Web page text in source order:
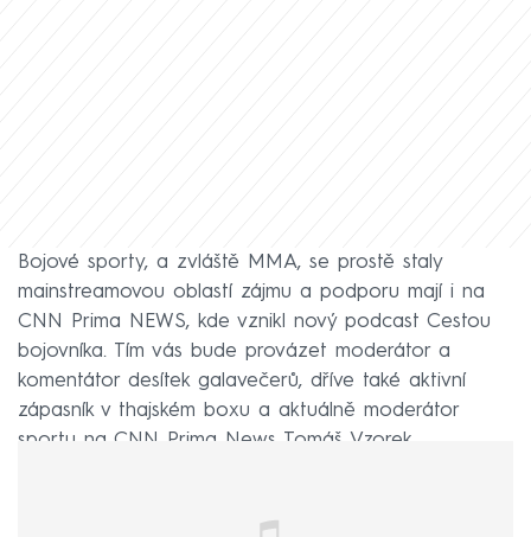
Bojové sporty, a zvláště MMA, se prostě staly
mainstreamovou oblastí zájmu a podporu mají i na
CNN Prima NEWS, kde vznikl nový podcast Cestou
bojovníka. Tím vás bude provázet moderátor a
komentátor desítek galavečerů, dříve také aktivní
zápasník v thajském boxu a aktuálně moderátor
sportu na CNN Prima News Tomáš Vzorek.